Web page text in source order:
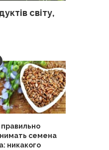
світу,
правильно
семена
никакого